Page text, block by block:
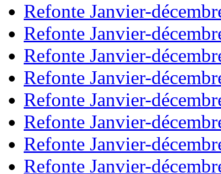
Refonte Janvier-
Refonte Janvier-
Refonte Janvier-
Refonte Janvier-
Refonte Janvier-
Refonte Janvier-
Refonte Janvier-
Refonte Janvier-